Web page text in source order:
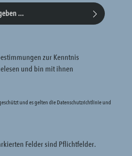
zur Kenntnis
und bin mit ihnen
und es gelten dieDatenschutzrichtlinieund
Felder sind Pflichtfelder.